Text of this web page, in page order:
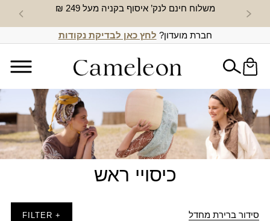
משלוח חינם לנק’ איסוף בקניה מעל 249 ₪ חדש
חברת מועדון? לחץ כאן לבדיקת נקודות
כיסויי ראש
סידור ברירת מחדל + FILTER